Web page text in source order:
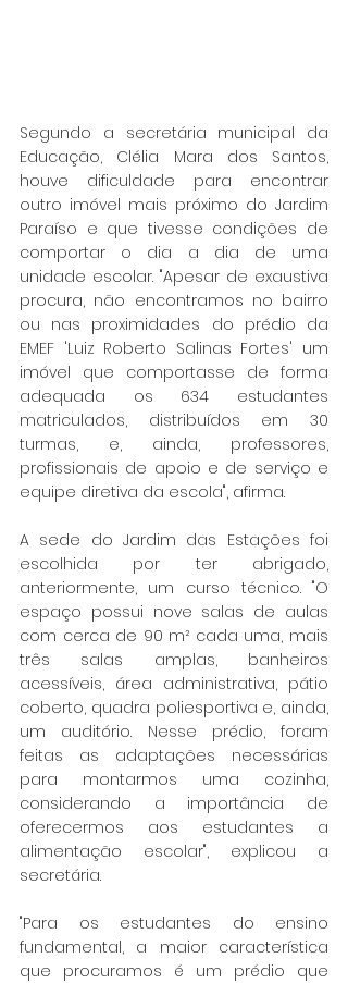
Segundo a secretária municipal da
Educação, Clélia Mara dos Santos,
houve dificuldade para encontrar
outro imóvel mais próximo do Jardim
Paraíso e que tivesse condições de
comportar o dia a dia de uma
unidade escolar. "Apesar de exaustiva
procura, não encontramos no bairro
ou nas proximidades do prédio da
EMEF 'Luiz Roberto Salinas Fortes' um
imóvel que comportasse de forma
adequada os 634 estudantes
matriculados, distribuídos em 30
turmas, e, ainda, professores,
profissionais de apoio e de serviço e
equipe diretiva da escola", afirma.
A sede do Jardim das Estações foi
escolhida por ter abrigado,
anteriormente, um curso técnico. "O
espaço possui nove salas de aulas
com cerca de 90 m² cada uma, mais
três salas amplas, banheiros
acessíveis, área administrativa, pátio
coberto, quadra poliesportiva e, ainda,
um auditório. Nesse prédio, foram
feitas as adaptações necessárias
para montarmos uma cozinha,
considerando a importância de
oferecermos aos estudantes a
alimentação escolar", explicou a
secretária.
"Para os estudantes do ensino
fundamental, a maior característica
que procuramos é um prédio que